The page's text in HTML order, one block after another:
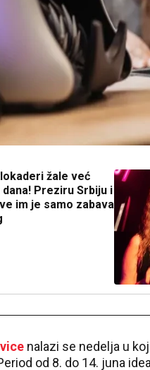
žale već
dana! Preziru Srbiju i
im je samo zabava
nalazi se nedelja u
od 8. do 14. juna